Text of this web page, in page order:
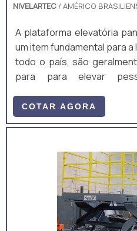
NIVELARTEC / AMÉRICO
A plataforma elevatória
um item fundamental para a
todo o país, são
para para elevar
equipamento muito útil
de carga.A
funções, ou seja,
necessitem elevar
aplicar uma plataforma
carga. O equipamento
especificações e
recomendações ABNT, e
COTAR AGORA